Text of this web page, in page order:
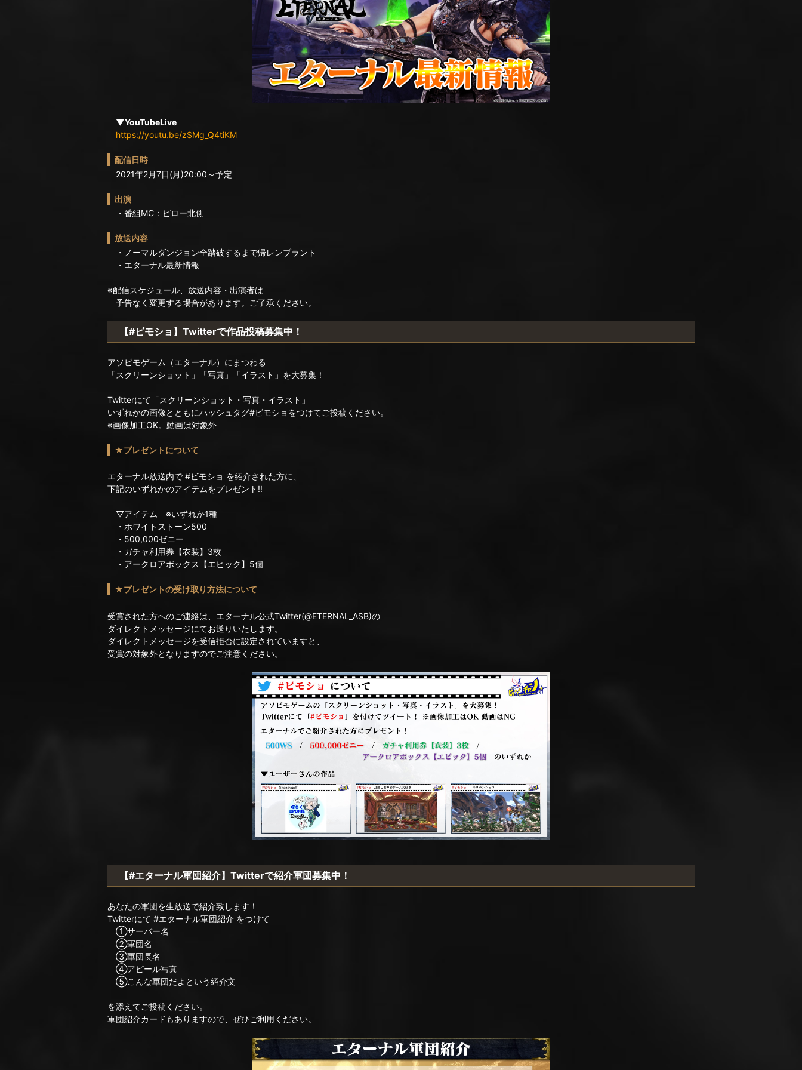
▼YouTubeLive
https://youtu.be/zSMg_Q4tiKM
配信日時
2021年2月7日(月)20:00～予定
出演
・番組MC：ピロー北側
放送内容
・ノーマルダンジョン全踏破するまで帰レンブラント
・エターナル最新情報
※配信スケジュール、放送内容・出演者は
予告なく変更する場合があります。ご了承ください。
【#ビモショ】Twitterで作品投稿募集中！
アソビモゲーム（エターナル）にまつわる
「スクリーンショット」「写真」「イラスト」を大募集！
Twitterにて「スクリーンショット・写真・イラスト」
いずれかの画像とともにハッシュタグ#ビモショをつけてご投稿ください。
※画像加工OK。動画は対象外
★プレゼントについて
エターナル放送内で #ビモショ を紹介された方に、
下記のいずれかのアイテムをプレゼント!!
▽アイテム ※いずれか1種
・ホワイトストーン500
・500,000ゼニー
・ガチャ利用券【衣装】3枚
・アークロアボックス【エピック】5個
★プレゼントの受け取り方法について
受賞された方へのご連絡は、エターナル公式Twitter(@ETERNAL_ASB)の
ダイレクトメッセージにてお送りいたします。
ダイレクトメッセージを受信拒否に設定されていますと、
受賞の対象外となりますのでご注意ください。
【#エターナル軍団紹介】Twitterで紹介軍団募集中！
あなたの軍団を生放送で紹介致します！
Twitterにて #エターナル軍団紹介 をつけて
①サーバー名
②軍団名
③軍団長名
④アピール写真
⑤こんな軍団だよという紹介文
を添えてご投稿ください。
軍団紹介カードもありますので、ぜひご利用ください。